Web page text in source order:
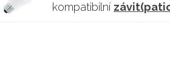
kompatibilní